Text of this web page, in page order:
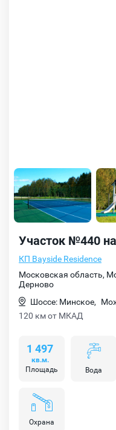
Участок №440
КП Bayside Residence
Московская область,
Дерново
Шоссе: Минское,
120 км от МКАД
1 497
кв.м.
Площадь
Вода
Охрана